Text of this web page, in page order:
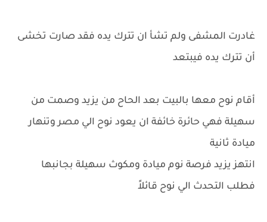
غادرت المشفى ولم تشأ ان تترك يده فقد صارت تخشى
أن تترك يده فيبتعد
أقام نوح معها بالبيت بعد الحاح من يزيد وصمت من
سهيلة فهي حائرة خائفة ان يعود نوح الي مصر وتنهار
ميادة ثانية
انتهز يزيد فرصة نوم ميادة ومكوث سهيلة بجانبها
فطلب التحدث الي نوح قائلاً